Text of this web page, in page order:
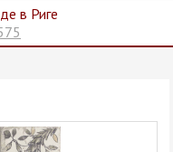
в Риге